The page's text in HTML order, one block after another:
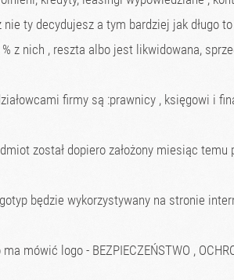
nie ty decydujesz a tym bardziej jak długo
% z nich , reszta albo jest likwidowana,
firmy są :prawnicy , księgowi i
został dopiero założony miesiąc
będzie wykorzystywany na stronie
ma mówić logo - BEZPIECZEŃSTWO ,